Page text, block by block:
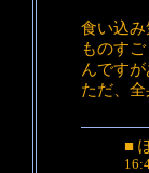
食い込み
ものす
んですが
ただ、全
■